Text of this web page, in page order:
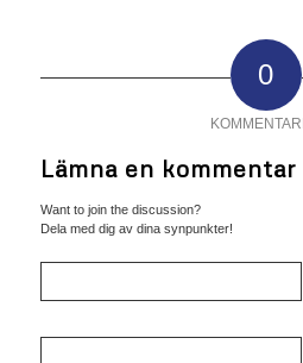
0
Lämna en kommentar
Want to join the discussion?
Dela med dig av dina synpunkter!